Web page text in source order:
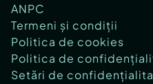
ANPC
Termeni și condiții
Politica de cookies
Politica de
Setări de